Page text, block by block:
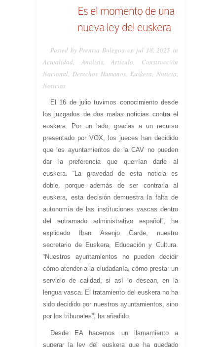
Es el momento de una
nueva ley del euskera
Posted by Prentsa Bulegoa on jul 18, 2025 in
Actualidad
Análisis,Artículo
Construcción
Nacional Derechos Humanos Euskera Noticia
Noticias
El 16 de julio tuvimos conocimiento desde
los juzgados de dos malas noticias contra el
euskera. Por un lado, gracias a un recurso
presentado por VOX, los jueces han decidido
que los ayuntamientos de la CAV no pueden
dar la preferencia que querrían darle al
euskera. “La gravedad de esta noticia es
doble, porque además de ser contraria al
euskera, esta decisión demuestra la falta de
autonomía de las instituciones vascas dentro
del entramado administrativo español”, ha
explicado Iban Asenjo Garde, nuestro
secretario de Euskera, Educación y Cultura.
“Nuestros ayuntamientos no pueden decidir
cómo atender a la ciudadanía, cómo prestar un
servicio de calidad, si así lo desean, en la
lengua vasca. El tratamiento del euskera no ha
sido decidido por nuestros ayuntamientos, sino
por los tribunales”, ha añadido.
Desde EA hacemos un llamamiento a
superar la ley del euskera que ha quedado